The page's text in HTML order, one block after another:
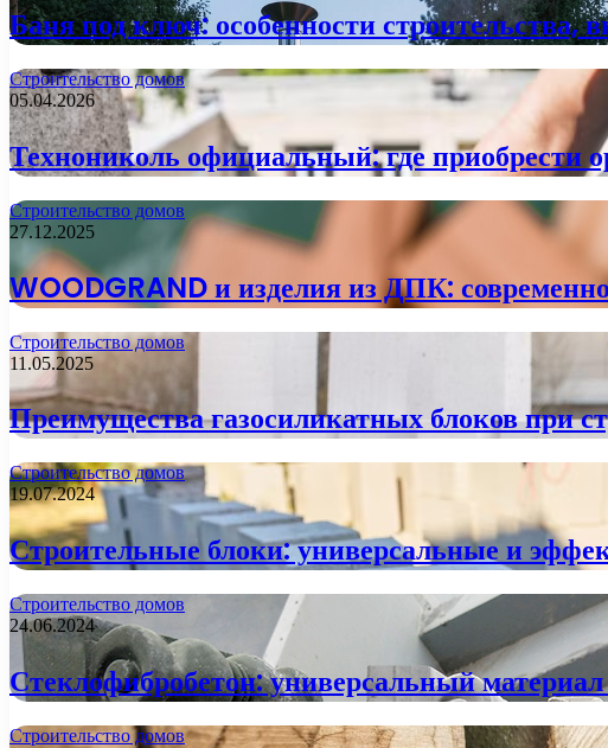
Баня под ключ: особенности
Строительство домов
05.04.2026
Технониколь официальный: где приобрести
Строительство домов
27.12.2025
WOODGRAND и изделия из ДПК:
Строительство домов
11.05.2025
Преимущества газосиликатных блоков при
Строительство домов
19.07.2024
Строительные блоки: универсальные и
Строительство домов
24.06.2024
Стеклофибробетон: универсальный материал
Строительство домов